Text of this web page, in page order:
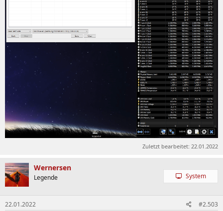
Zuletzt bearbeitet: 22.01.2022
Wernersen
Legende System
22.01.2022 #2.503